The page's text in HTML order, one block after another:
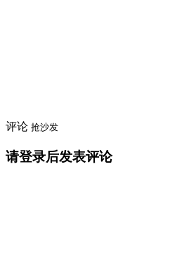
评论 抢沙发
请登录后发表评论